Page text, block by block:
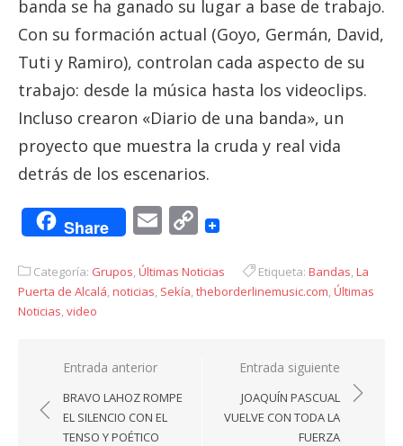
banda se ha ganado su lugar a base de trabajo.
Con su formación actual (Goyo, Germán, David,
Tuti y Ramiro), controlan cada aspecto de su
trabajo: desde la música hasta los videoclips.
Incluso crearon «Diario de una banda», un
proyecto que muestra la cruda y real vida
detrás de los escenarios.
Share EmailCopy
Categoría: Grupos Últimas Noticias Etiqueta: Bandas La
Puerta de Alcalá noticias Sekía theborderlinemusic.com Últimas
Noticias video
Navegación
entradas
Entrada anterior
BRAVO LAHOZ ROMPE
EL SILENCIO CON EL
TENSO Y POÉTICO
Entrada siguiente
JOAQUÍN PASCUAL
VUELVE CON TODA LA
FUERZA